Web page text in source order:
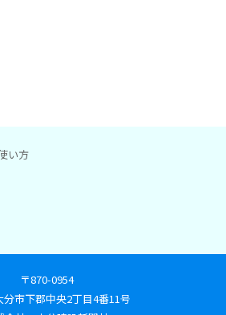
い方
〒870-0954
分市下郡中央2丁目4番11号